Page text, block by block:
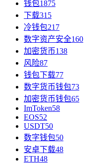
钱包1875
下载315
冷钱包217
数字资产安全160
加密货币138
风险87
钱包下载77
数字货币钱包73
加密货币钱包65
ImToken58
EOS52
USDT50
数字钱包50
安卓下载48
ETH48